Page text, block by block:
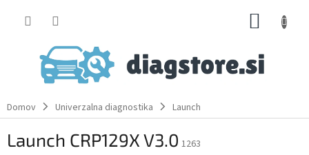
Domov Univerzalna diagnostika Launch
Launch CRP129X V3.0 1263